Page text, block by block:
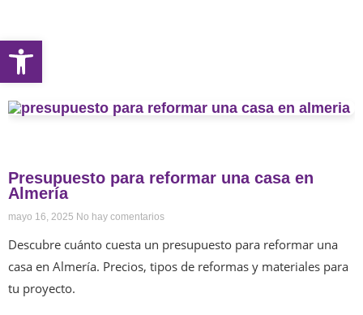
Presupuesto para reformar una casa en
Almería
mayo 16, 2025 No hay comentarios
Descubre cuánto cuesta un presupuesto para reformar una
casa en Almería. Precios, tipos de reformas y materiales para
tu proyecto.
Abrir barra de herramientas